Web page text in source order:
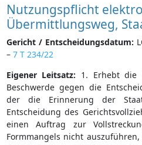
Nutzungspflicht
Übermittlungsweg,
Gericht / Entscheidungsdatum:
– 7 T 234/22
Eigener Leitsatz: 1. Erhebt die
Beschwerde gegen die
der die Erinnerung der
Entscheidung des
einen Auftrag zur
Formmangels nicht